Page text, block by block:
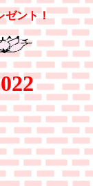
ゼント！